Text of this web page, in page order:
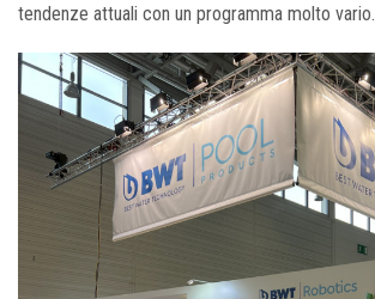
tendenze attuali con un programma molto vario.